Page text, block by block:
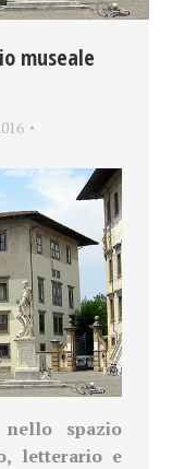
museale
spazio
letterario e